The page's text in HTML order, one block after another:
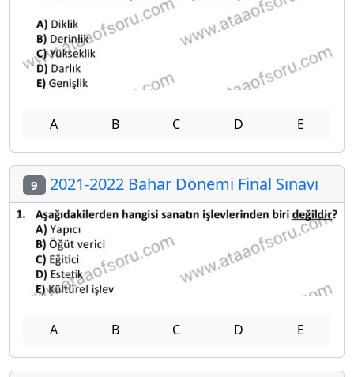
A B C D E
9 2021-2022 Bahar Dönemi Final Sınavı
A B C D E